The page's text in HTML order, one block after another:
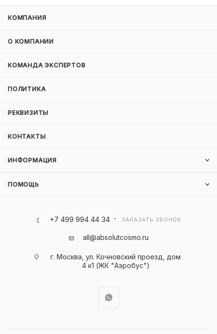
КОМПАНИЯ
О КОМПАНИИ
КОМАНДА ЭКСПЕРТОВ
ПОЛИТИКА
РЕКВИЗИТЫ
КОНТАКТЫ
ИНФОРМАЦИЯ
ПОМОЩЬ
+7 499 994 44 34 ЗАКАЗАТЬ ЗВОНОК
all@absolutcosmo.ru
г. Москва, ул. Кочновский проезд, дом
4 к1 (ЖК "Аэробус")